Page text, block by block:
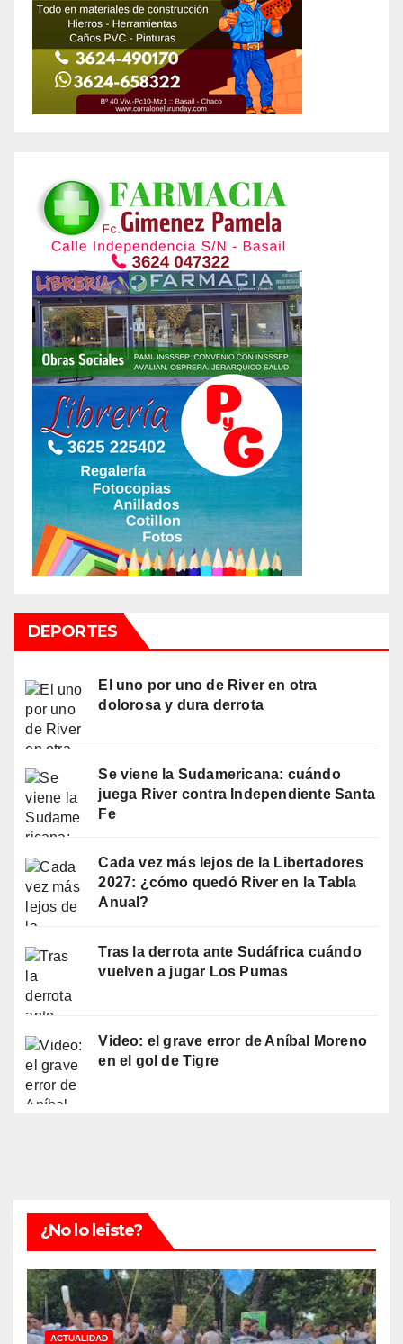
DEPORTES
El uno por uno de River en otra
dolorosa y dura derrota
Se viene la Sudamericana: cuándo
juega River contra Independiente Santa
Fe
Cada vez más lejos de la Libertadores
2027: ¿cómo quedó River en la Tabla
Anual?
Tras la derrota ante Sudáfrica cuándo
vuelven a jugar Los Pumas
Video: el grave error de Aníbal Moreno
en el gol de Tigre
¿No lo leiste?
ACTUALIDAD